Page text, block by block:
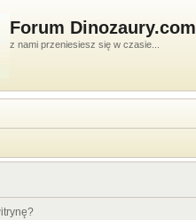
Forum Dinozaury.com
z nami przeniesiesz się w czasie...